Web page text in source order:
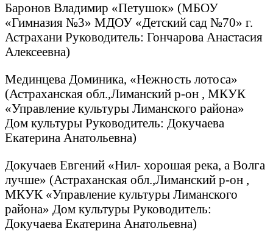
Баронов Владимир «Петушок» (МБОУ
«Гимназия №3» МДОУ «Детский сад №70» г.
Астрахани Руководитель: Гончарова Анастасия
Алексеевна)
Мединцева Доминика, «Нежность лотоса»
(Астраханская обл.,Лиманский р-он , МКУК
«Управление культуры Лиманского района»
Дом культуры Руководитель: Докучаева
Екатерина Анатольевна)
Докучаев Евгений «Нил- хорошая река, а Волга
лучше» (Астраханская обл.,Лиманский р-он ,
МКУК «Управление культуры Лиманского
района» Дом культуры Руководитель:
Докучаева Екатерина Анатольевна)